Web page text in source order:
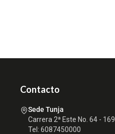
Contacto
Sede Tunja
Carrera 2ª Este No. 64 - 169
Tel: 6087450000